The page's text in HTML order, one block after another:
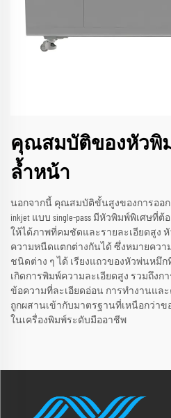
คุณสมบัติของหัวพิม
ล้ำหน้า
นอกจากนี้ คุณสมบัติขั้นสูงของการออก
inkjet แบบ single-pass มีหัวพิมพ์พิเศษที่
ให้ได้ภาพที่คมชัดและรายละเอียดสูง
ความหนืดแตกต่างกันได้ ซึ่งหมายความ
ชนิดต่าง ๆ ได้ เรียงแถวของหัวพ่นหมึ
เกิดการพิมพ์ความละเอียดสูง รวมถึงก
ข้อความที่ละเอียดอ่อน การทำงานแล
ถูกผสานเข้ากับมาตรฐานที่เหนือกว่าข
ในเครื่องพิมพ์ระดับมืออาชีพ